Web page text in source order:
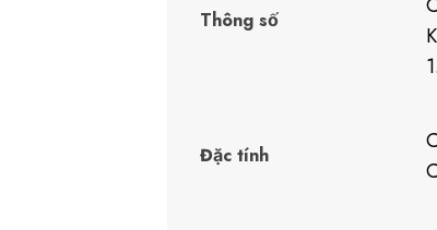
Thông số
Đặc tính